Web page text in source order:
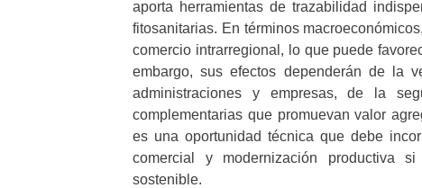
aporta herramientas de trazabilidad
fitosanitarias. En términos
comercio intrarregional, lo que puede
embargo, sus efectos dependerán de la
administraciones y empresas, de la
complementarias que promuevan valor
es una oportunidad técnica que debe
comercial y modernización productiva
sostenible.